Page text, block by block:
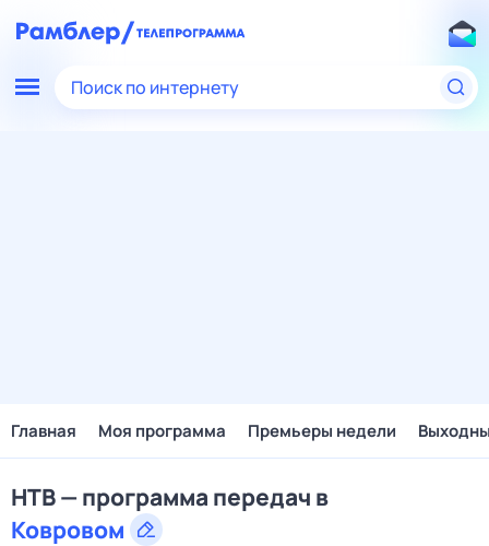
Поиск по интернету
Главная Моя программа Премьеры недели
НТВ — программа передач в
Ковровом